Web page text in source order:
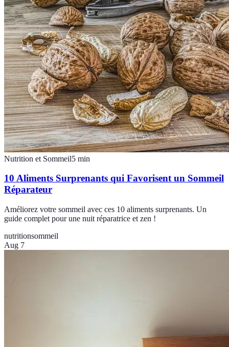
Nutrition et Sommeil5 min
10 Aliments Surprenants qui Favorisent un Sommeil
Réparateur
Améliorez votre sommeil avec ces 10 aliments surprenants. Un
guide complet pour une nuit réparatrice et zen !
nutritionsommeil
Aug 7